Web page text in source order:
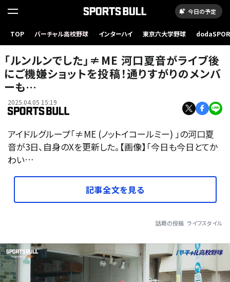
今日の予定
TOP バーチャル高校野球 インターハイ 東京六大学野球
「ルンルンでした」≠ME 河口夏音がライブ後
にご機嫌ショットを投稿！通りすがりのメンバ
ーも…
2025.04.05 15:19
アイドルグループ「≠ME (ノットイコールミー) 」の河口夏
音が3日、自身のXを更新した。【画像】「今日も今日とてか
わい…
記事全文を見る
話題の投稿 ライフスタイル